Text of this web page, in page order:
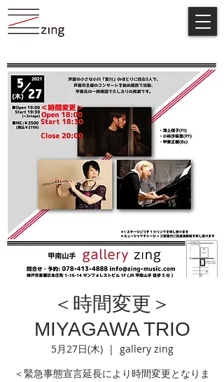
＜時間変更＞
MIYAGAWA TRIO
5月27日(木)
  |
gallery zing
＜緊急事態宣言延長により時間変更となりま